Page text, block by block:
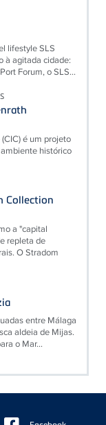
lifestyle SLS
à agitada cidade:
Forum, o SLS...
é um projeto
histórico
Collection
a "capital
repleta de
O Stradom
entre Málaga
aldeia de Mijas.
o Mar...